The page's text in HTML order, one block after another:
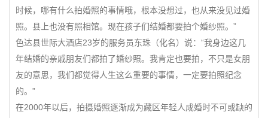
时候，哪有什么拍婚照的事情哦，根本没想过，也从来没见过婚
照。县上也没有照相馆。现在孩子们结婚都要拍个婚纱照。”
色达县世际大酒店23岁的服务员东珠（化名）说：“我身边这几
年结婚的亲戚朋友们都拍了婚纱照。我肯定也要拍，不只是女朋
友的意思，我们都觉得人生这么重要的事情，一定要拍照纪念
的。”
在2000年以后，拍摄婚照逐渐成为藏区年轻人成婚时不可或缺的